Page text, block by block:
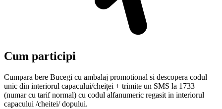
Cum participi
Cumpara bere Bucegi cu ambalaj promotional si descopera codul
unic din interiorul capacului/cheiței + trimite un SMS la 1733
(numar cu tarif normal) cu codul alfanumeric regasit in interiorul
capacului /cheitei/ dopului.